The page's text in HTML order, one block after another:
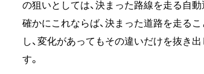
の狙いとしては、決まった路線を走る自
確かにこれならば、決まった道路を走る
し、変化があってもその違いだけを抜き
す。